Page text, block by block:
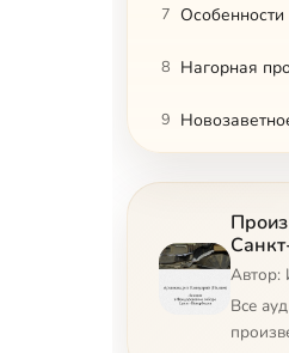
7
8 Нагорная
9
О
Влияние
Кто «ест и
Автор:
Все